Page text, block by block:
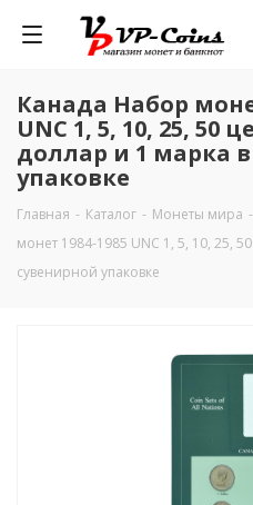
Канада Набор
UNC 1, 5, 10, 25, 50
доллар и 1 марка
упаковке
Главная - Каталог - Монеты мира -
монет 1984-1985 UNC 1, 5, 10, 25,
сувенирной упаковке